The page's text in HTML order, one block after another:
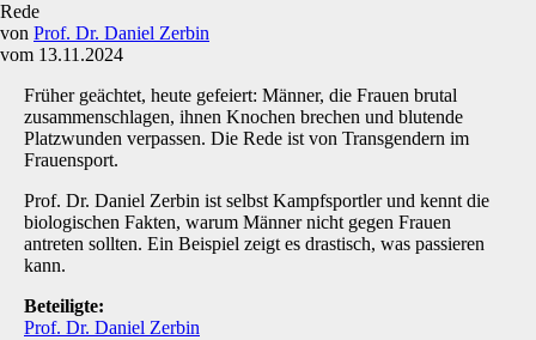
Rede
von Prof. Dr. Daniel Zerbin
vom 13.11.2024
Früher geächtet, heute gefeiert: Männer, die Frauen brutal
zusammenschlagen, ihnen Knochen brechen und blutende
Platzwunden verpassen. Die Rede ist von Transgendern im
Frauensport.
Prof. Dr. Daniel Zerbin ist selbst Kampfsportler und kennt die
biologischen Fakten, warum Männer nicht gegen Frauen
antreten sollten. Ein Beispiel zeigt es drastisch, was passieren
kann.
Beteiligte:
Prof. Dr. Daniel Zerbin